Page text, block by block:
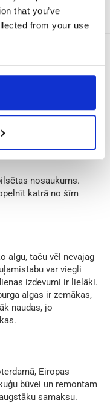
that you’ve
from your use
€850-
1,200
nosaukums.
katrā no šīm
algu, taču vēl nevajag
var viegli
izdevumi ir lielāki.
algas ir zemākas,
naudas, jo
Eiropas
būvei un remontam
samaksu.